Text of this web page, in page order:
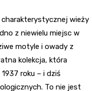
charakterystycznej wieży
z niewielu miejsc w
motyle i owady z
kolekcja, która
roku – i dziś
To nie jest